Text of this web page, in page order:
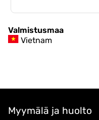
Valmistusmaa
Vietnam
Myymälä ja huolto